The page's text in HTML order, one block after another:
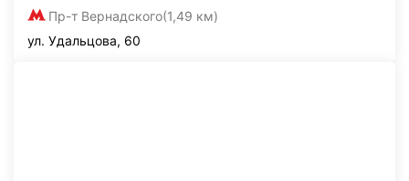
Пр-т Вернадского(1,49 км)
ул. Удальцова, 60